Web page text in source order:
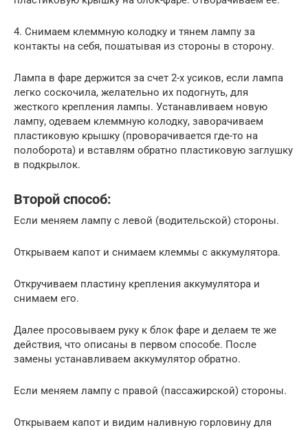
4. Снимаем клеммную колодку и тянем лампу за
контакты на себя, пошатывая из стороны в сторону.
Лампа в фаре держится за счет 2-х усиков, если лампа
легко соскочила, желательно их подогнуть, для
жесткого крепления лампы. Устанавливаем новую
лампу, одеваем клеммную колодку, заворачиваем
пластиковую крышку (проворачивается где-то на
полоборота) и вставлям обратно пластиковую заглушку
в подкрылок.
Второй способ:
Если меняем лампу с левой (водительской) стороны.
Открываем капот и снимаем клеммы с аккумулятора.
Откручиваем пластину крепления аккумулятора и
снимаем его.
Далее просовываем руку к блок фаре и делаем те же
действия, что описаны в первом способе. После
замены устанавливаем аккумулятор обратно.
Если меняем лампу с правой (пассажирской) стороны.
Открываем капот и видим наливную горловину для